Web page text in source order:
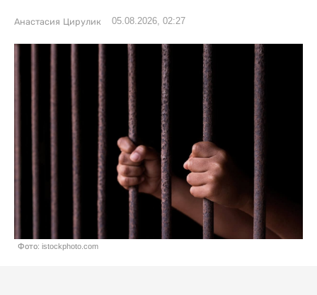
Анастасия Цирулик 05.08.2026, 02:27
Фото: istockphoto.com